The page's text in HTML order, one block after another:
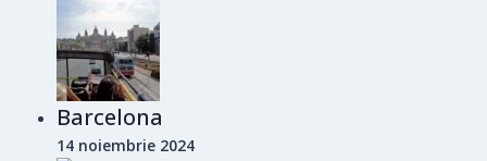
Barcelona
14 noiembrie 2024